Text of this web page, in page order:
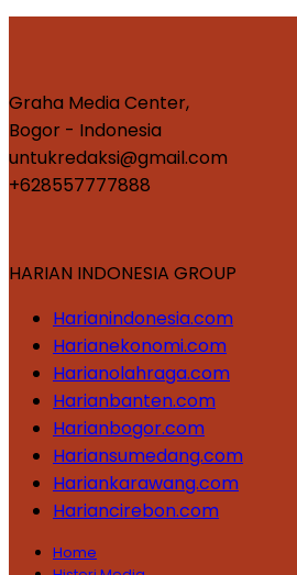
Graha Media Center,
Bogor - Indonesia
untukredaksi@gmail.com
+628557777888
HARIAN INDONESIA GROUP
Harianindonesia.com
Harianekonomi.com
Harianolahraga.com
Harianbanten.com
Harianbogor.com
Hariansumedang.com
Hariankarawang.com
Hariancirebon.com
Home